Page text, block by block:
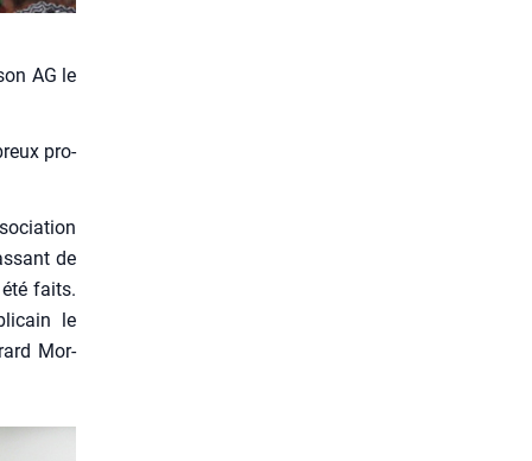
AG le
pro­
de
faits.
le
Mor­